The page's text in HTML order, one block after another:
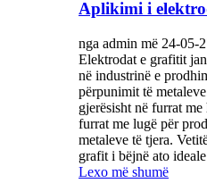
Aplikimi i
nga admin më 24-05-
Elektrodat e grafitit
në industrinë e
përpunimit të
gjerësisht në furrat
furrat me lugë për
metaleve të tjera.
grafit i bëjnë ato
Lexo më shumë